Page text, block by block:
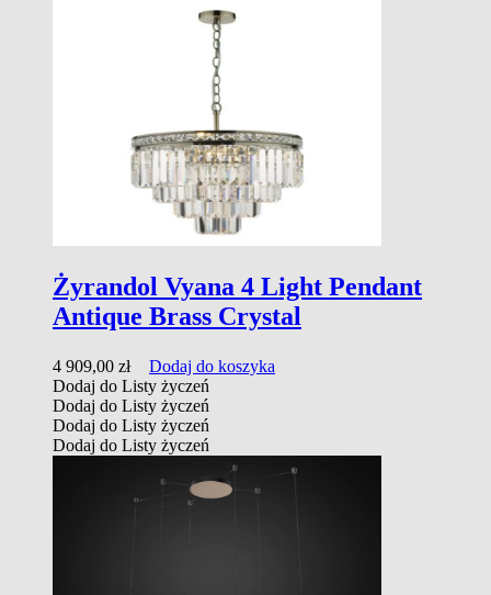
Żyrandol Vyana 4 Light Pendant
Antique Brass Crystal
4 909,00 zł
Dodaj do koszyka
Dodaj do Listy życzeń
Dodaj do Listy życzeń
Dodaj do Listy życzeń
Dodaj do Listy życzeń